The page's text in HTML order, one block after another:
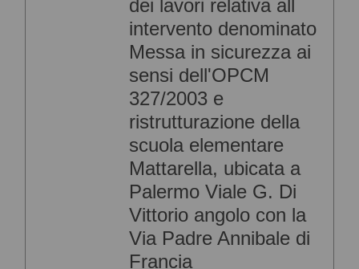
dei lavori relativa all
intervento denominato
Messa in sicurezza ai
sensi dell'OPCM
327/2003 e
ristrutturazione della
scuola elementare
Mattarella, ubicata a
Palermo Viale G. Di
Vittorio angolo con la
Via Padre Annibale di
Francia